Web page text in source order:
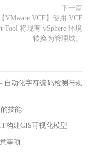
下一篇
【VMware VCF】使用 VCF
Tool 将现有 vSphere 环境
转换为管理域。
自动化字符编码检测与规
技能
构建GIS可视化模型
事项